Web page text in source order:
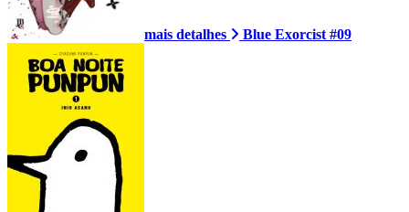
mais detalhes Blue Exorcist #09